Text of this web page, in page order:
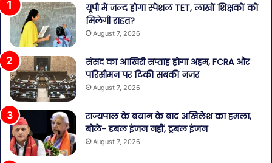
यूपी में जल्द होगा स्पेशल TET, लाखों शिक्षकों को
मिलेगी राहत?
August 7, 2026
संसद का आखिरी सप्ताह होगा अहम, FCRA और
परिसीमन पर टिकी सबकी नजर
August 7, 2026
राज्यपाल के बयान के बाद अखिलेश का हमला,
बोले- डबल इंजन नहीं, ट्रबल इंजन
August 7, 2026